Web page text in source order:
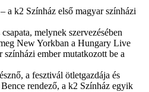
a k2 Színház első magyar színházi
melynek szervezésében
New Yorkban a Hungary Live
ember mutatkozott be a
a fesztivál ötletgazdája és
rendező, a k2 Színház egyik